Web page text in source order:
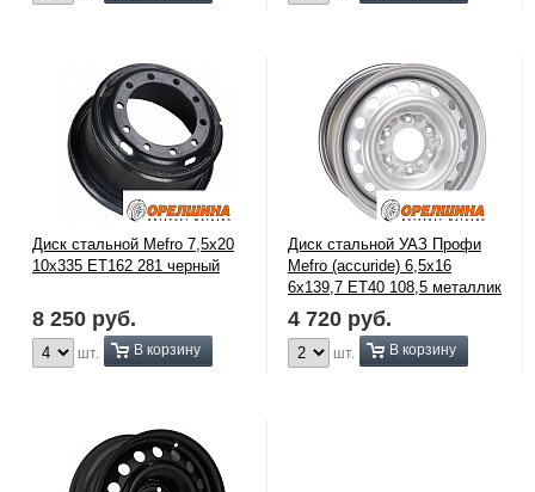
Диск стальной Mefro 7,5х20
10x335 ЕТ162 281 черный
8 250 руб.
шт. В корзину
Диск стальной УАЗ Профи
Mefro (accuride) 6,5х16
6х139,7 ЕТ40 108,5 металлик
4 720 руб.
шт. В корзину